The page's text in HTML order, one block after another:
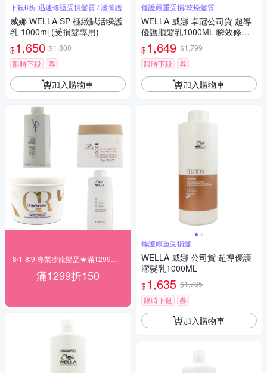
下殺6折-迅速修護受損髮質 / 滋養護
威娜 WELLA SP 極緻賦活瞬護
乳 1000ml (受損髮專用)
$1,650 $1,800
限時下殺
券
加入購物車
滿1299折150
修護嚴重受損/乾燥髮質
WELLA 威娜 卓冠公司貨 超導
優護順髮乳1000ML 瞬效修護
附壓頭
$1,649 $1,799
限時下殺
券
加入購物車
修護嚴重受損髮
WELLA 威娜 公司貨 超導優護
潔髮乳1000ML
$1,635 $1,785
限時下殺
券
加入購物車